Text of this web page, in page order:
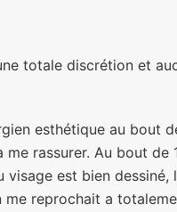
une totale discrétion et
esthétique au bout
rassurer. Au bout de
visage est bien dessiné,
me reprochait a